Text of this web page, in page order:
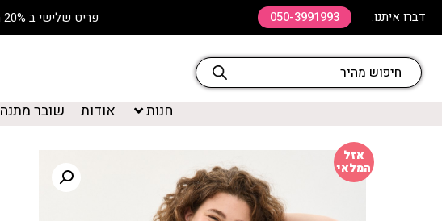
דברו איתנו: 050-3991993 פריט שלישי ב 20% הנחה | משלוח חינם ברכישה מעל 850 ש"ח | ללא כפל מבצעים
חנות אודות שובר מתנה
אזל
המלאי